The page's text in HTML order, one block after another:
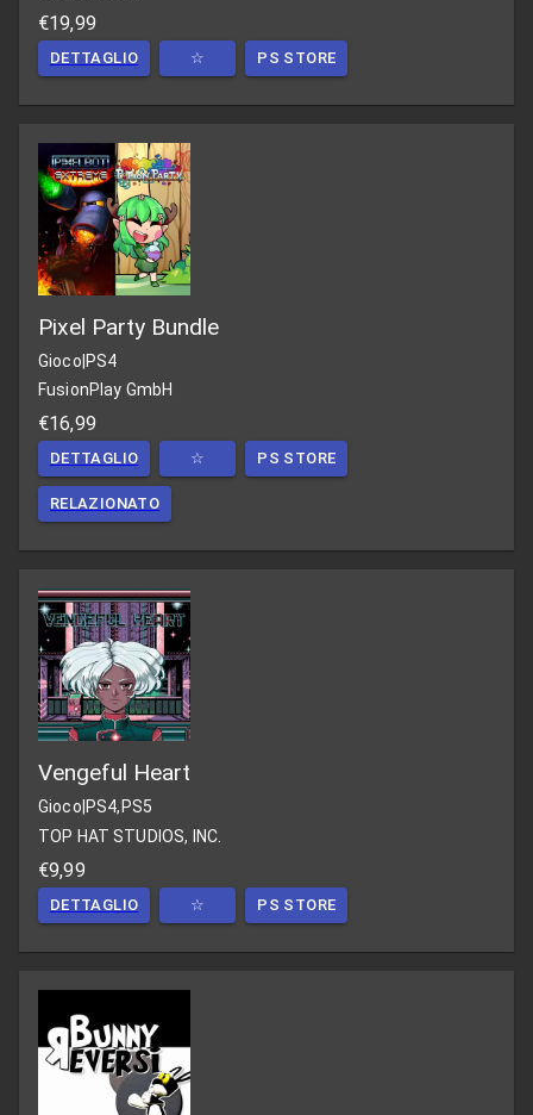
€19,99
DETTAGLIO ☆ PS STORE
Pixel Party Bundle
Gioco|PS4
FusionPlay GmbH
€16,99
DETTAGLIO ☆ PS STORE
RELAZIONATO
Vengeful Heart
Gioco PS4,PS5
TOP HAT STUDIOS, INC.
€9,99
DETTAGLIO ☆ PS STORE